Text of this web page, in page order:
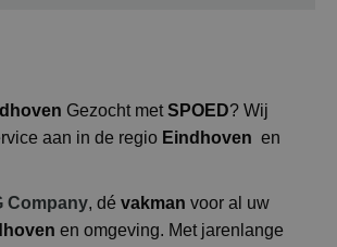
Gezocht metSPOED? Wij
aan in de regio Eindhoven en
Company, dé vakman voor al uw
en omgeving. Met jarenlange